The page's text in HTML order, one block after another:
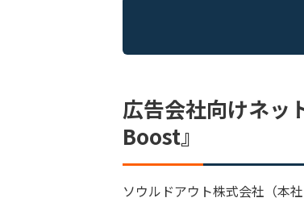
広告会社向けネッ
Boost』
ソウルドアウト株式会社（本